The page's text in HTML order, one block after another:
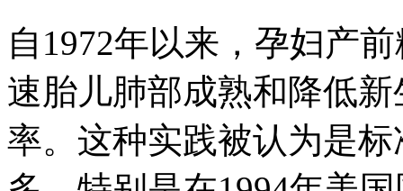
自1972年以来，孕妇产
速胎儿肺部成熟和降低
率。这种实践被认为是